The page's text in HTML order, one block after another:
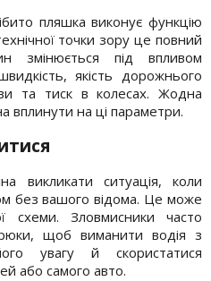
пляшка виконує функцію
точки зору це повний
змінюється під впливом
якість дорожнього
та тиск в колесах. Жодна
вплинути на ці параметри.
викликати ситуація, коли
без вашого відома. Це може
схеми. Зловмисники часто
щоб виманити водія з
увагу й скористатися
або самого авто.